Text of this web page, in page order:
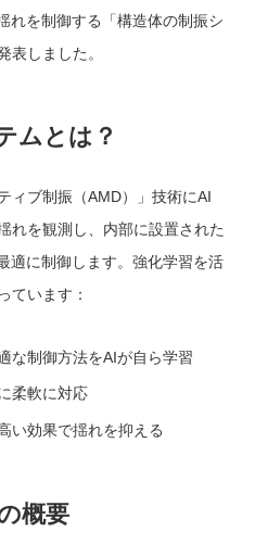
れを制御する「構造体の制振シ
表しました。
ムとは？
ィブ制振（AMD）」技術にAI
れを観測し、内部に設置された
適に制御します。強化学習を活
ています：
な制御方法をAIが自ら学習
柔軟に対応
い効果で揺れを抑える
概要